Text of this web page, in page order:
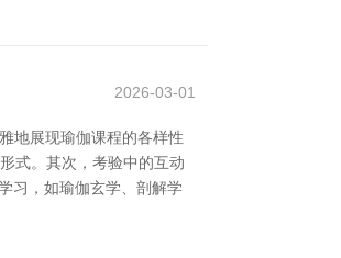
2026-03-01
地展现瑜伽课程的各样性
式。其次，考验中的互动
习，如瑜伽玄学、剖解学